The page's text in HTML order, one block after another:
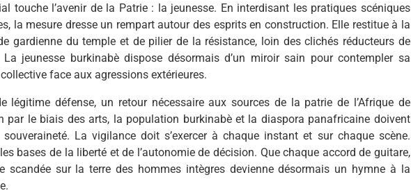
touche l’avenir de la Patrie : la jeunesse. En interdisant les pratiques scéniques
la mesure dresse un rempart autour des esprits en construction. Elle restitue à la
gardienne du temple et de pilier de la résistance, loin des clichés réducteurs de
jeunesse burkinabè dispose désormais d’un miroir sain pour contempler sa
face aux agressions extérieures.
légitime défense, un retour nécessaire aux sources de la patrie de l’Afrique de
par le biais des arts, la population burkinabè et la diaspora panafricaine doivent
La vigilance doit s’exercer à chaque instant et sur chaque scène.
bases de la liberté et de l’autonomie de décision. Que chaque accord de guitare,
scandée sur la terre des hommes intègres devienne désormais un hymne à la